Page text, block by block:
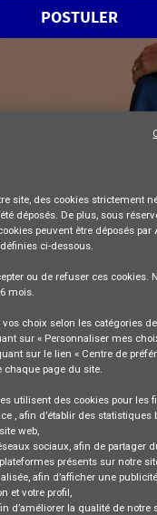
POSTULER
(F/H) -
ET DISTRIBUTION
mail_outline
offres correspondant à
ou
site, des cookies strictement
déposés. De plus, sous
peuvent être déposés par
ci-dessous.
ou de refuser ces cookies.
6 mois
choix selon les catégories
sur « Personnaliser mes
sur le lien « Centre de
chaque page du site.
utilisent des cookies pour les
, afin d’établir des statistiques
web,
sociaux , afin de partager
présents sur notre
, afin d’afficher une
et votre profil,
d’améliorer la qualité de notre